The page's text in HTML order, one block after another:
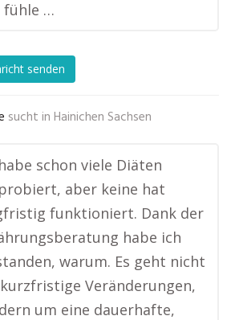
fühle …
senden
sucht in Hainichen Sachsen
schon viele Diäten
aber keine hat
funktioniert. Dank der
habe ich
warum. Es geht nicht
Veränderungen,
um eine dauerhafte,